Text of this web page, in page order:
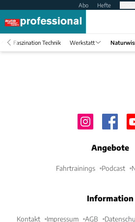
Abo Hefte
Faszination Technik Werkstatt
Angebote
Fahrtrainings Podcast
Information
Kontakt Impressum AGB